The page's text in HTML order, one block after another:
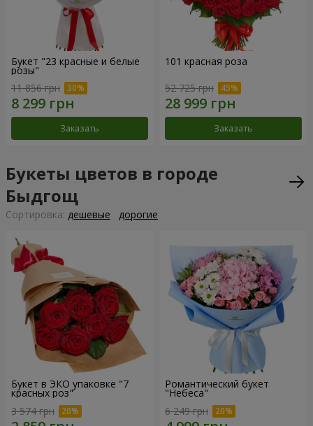
Букет "23 красные и белые
розы"
11 856 грн
Заказать
101 красная роза
52 725 грн
Заказать
Букеты цветов в городе
Быдгощ
Cортировка: дешевые дорогие
Букет в ЭКО упаковке "7
красных роз"
3 574 грн
Романтический букет
"Небеса"
6 249 грн